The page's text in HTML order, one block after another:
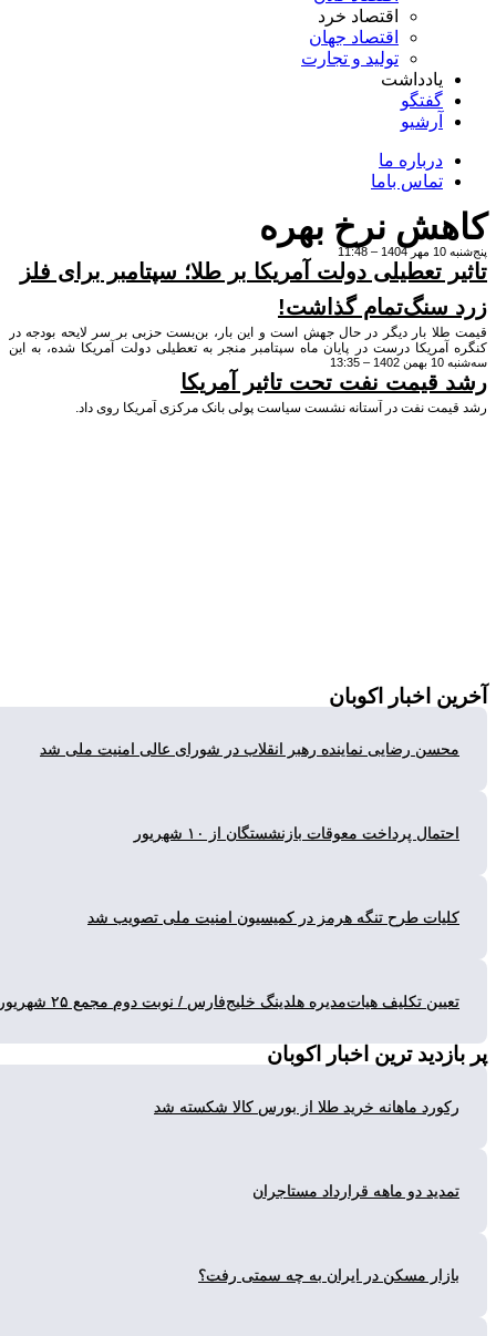
اقتصاد خرد
اقتصاد جهان
تولید و تجارت
یادداشت
گفتگو
آرشیو
درباره ما
تماس باما
نرخ بهره
تعطیلی دولت آمریکا بر طلا؛ سپتامبر برای فلز
سنگ‌تمام گذاشت!
بار دیگر در حال جهش است و این بار، بن‌بست حزبی بر سر لایحه بودجه در
درست در پایان ماه سپتامبر منجر به تعطیلی دولت آمریکا شده، به این
زده است.
نفت تحت تاثیر آمریکا
نفت در آستانه نشست سیاست پولی بانک مرکزی آمریکا روی داد.
اخبار اکوبان
رضایی نماینده رهبر انقلاب در شورای عالی امنیت ملی شد
پرداخت معوقات بازنشستگان از ۱۰ شهریور
طرح تنگه هرمز در کمیسیون امنیت ملی تصویب شد
تکلیف هیات‌مدیره هلدینگ خلیج‌فارس / نوبت دوم مجمع ۲۵ شهریور
تریناخبار اکوبان
ماهانه خرید طلا از بورس کالا شکسته شد
دو ماهه قرارداد مستاجران
مسکن در ایران به چه سمتی رفت؟